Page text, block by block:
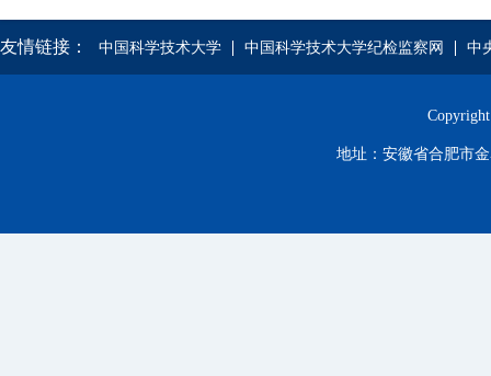
友情链接： 中国科学技术大学 中国科学技术大学纪检监察网 中
地址：安徽省合肥市金